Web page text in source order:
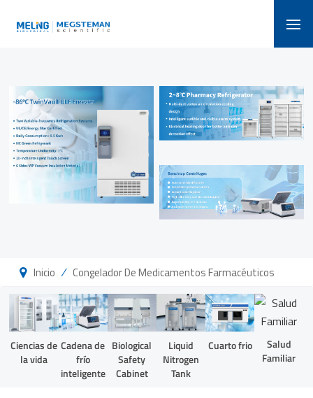
Inicio / Congelador De Medicamentos Farmacéuticos
Ciencias de
la vida
Cadena de
frío
inteligente
Biological
Safety
Cabinet
Liquid
Nitrogen
Tank
Cuarto frio
Salud
Familiar